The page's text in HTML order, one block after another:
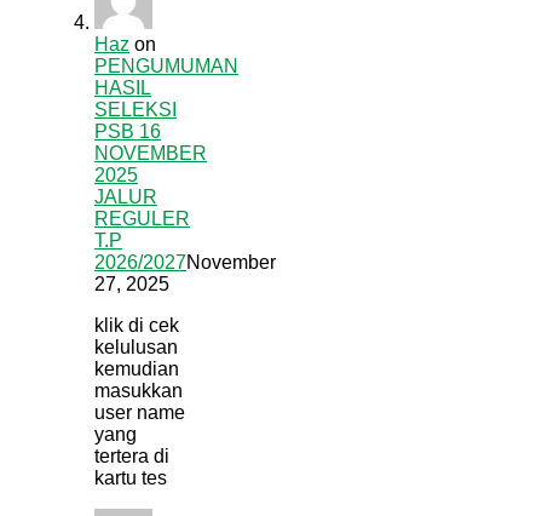
Haz on
PENGUMUMAN
HASIL
SELEKSI
PSB 16
NOVEMBER
2025
JALUR
REGULER
T.P
2026/2027November
27, 2025
klik di cek
kelulusan
kemudian
masukkan
user name
yang
tertera di
kartu tes